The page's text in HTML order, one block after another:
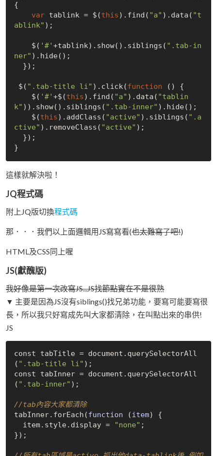
{
var tablink = $(this).find( "a" ).data( "t
ablink" );
    $(
'#' +tablink).show().siblings( ".tab-in
ner" ).hide();
$( ".tab-title li" ).click(function ( ) {
    $(
'#' +$(this).find( "a" ).data( "tablin
k" )).show().siblings( ".tab-inner" ).hide();
    $(
this).addClass( "active" ).siblings( ".a
ctive" ).removeClass( "active" );
這樣就解決啦！
JQ程式碼
附上JQ版切換程式碼
那．．．我們以上面邏輯用JS寫寫看(也太難寫了吧!)
HTML及CSS同上喔
JS(獻醜版)
我好像是第一次改寫JS...JS找節點實在不是很熟
▼ 主要是因為JS沒有siblings()找兄弟功能，要寫可能要寫很
長，所以我只好寫成先叫大家都清除，在叫點出來的串供!
JS
const tabTitle = document.querySelectorAll
( ".tab-title li" ) ;
const tabInner = document.querySelectorAll
( ".tab-inner" ) ;
//tab內容大家都清除
tabInner.forEach(function (item)
{
  item.style.display =
"none" ;
});